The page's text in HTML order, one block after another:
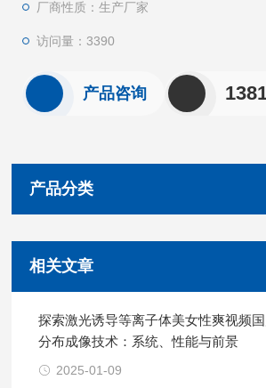
厂商性质：生产厂家
访问量：3390
产品咨询
产品分类
相关文章
探索激光诱导等离子体美女性爽视频
分布成像技术：系统、性能与前景
2025-01-09